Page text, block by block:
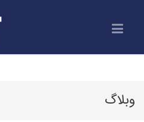
وبلاگ